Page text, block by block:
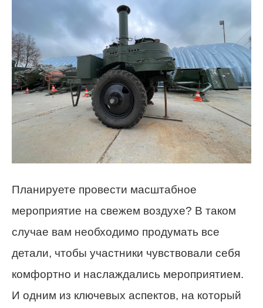
Планируете провести масштабное
мероприятие на свежем воздухе? В таком
случае вам необходимо продумать все
детали, чтобы участники чувствовали себя
комфортно и наслаждались мероприятием.
И одним из ключевых аспектов, на который